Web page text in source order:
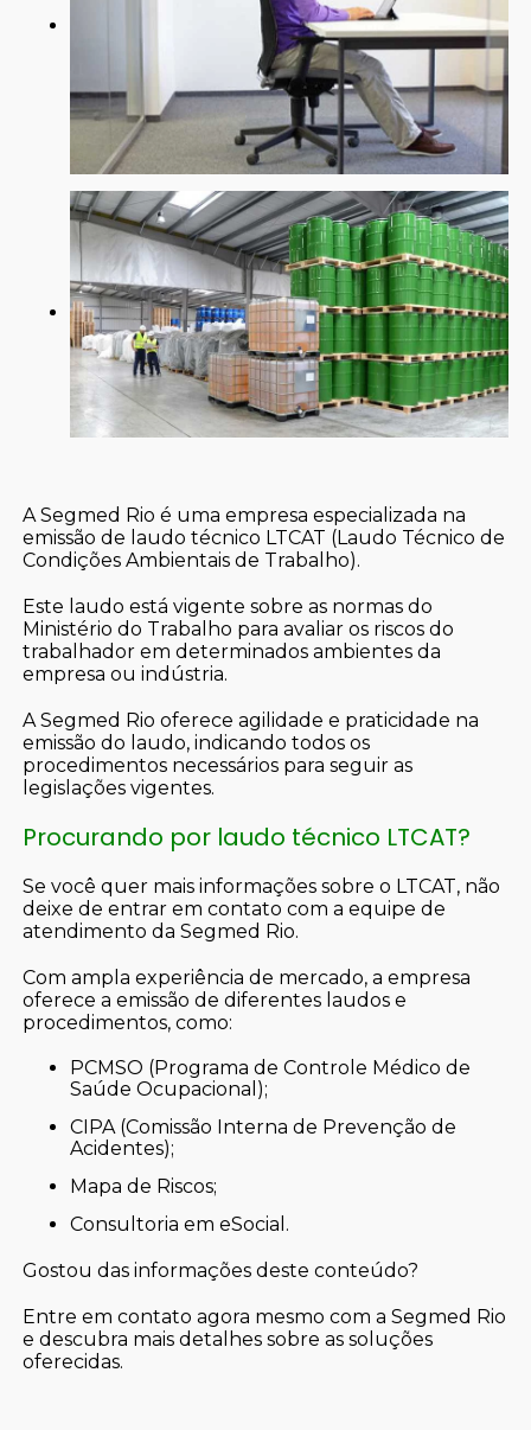
A Segmed Rio é uma empresa especializada na
emissão de laudo técnico LTCAT (Laudo Técnico de
Condições Ambientais de Trabalho).
Este laudo está vigente sobre as normas do
Ministério do Trabalho para avaliar os riscos do
trabalhador em determinados ambientes da
empresa ou indústria.
A Segmed Rio oferece agilidade e praticidade na
emissão do laudo, indicando todos os
procedimentos necessários para seguir as
legislações vigentes.
Procurando por laudo técnico LTCAT?
Se você quer mais informações sobre o LTCAT, não
deixe de entrar em contato com a equipe de
atendimento da Segmed Rio.
Com ampla experiência de mercado, a empresa
oferece a emissão de diferentes laudos e
procedimentos, como:
PCMSO (Programa de Controle Médico de
Saúde Ocupacional);
CIPA (Comissão Interna de Prevenção de
Acidentes);
mapa de Riscos;
consultoria em eSocial.
Gostou das informações deste conteúdo?
Entre em contato agora mesmo com a Segmed Rio
e descubra mais detalhes sobre as soluções
oferecidas.